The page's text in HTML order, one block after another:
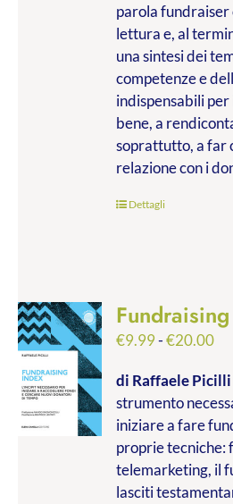
parola
lettura e, al
una sintesi dei
competenze e
indispensabili
bene, a
soprattutto, a far
relazione con i
Dettagli
€9.99-€20.00
da
a
di Raffaele Picilli
strumento
iniziare a fare
proprie tecniche:
telemarketing, il
lasciti